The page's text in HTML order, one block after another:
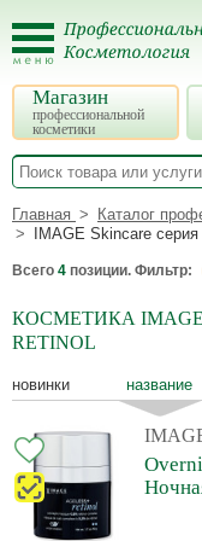
Магазин
профессиональной
косметики
Главная Каталог
IMAGE Skincare
Всего 4 позиции. Фильтр:
КОСМЕТИКА IMAGE
RETINOL
новинки название